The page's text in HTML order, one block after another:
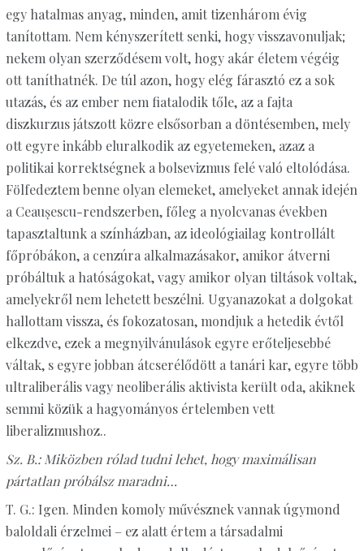
egy hatalmas anyag, minden, amit tizenhárom évig
tanítottam. Nem kényszerített senki, hogy visszavonuljak;
nekem olyan szerződésem volt, hogy akár életem végéig
ott taníthatnék. De túl azon, hogy elég fárasztó ez a sok
utazás, és az ember nem fiatalodik tőle, az a fajta
diszkurzus játszott közre elsősorban a döntésemben, mely
ott egyre inkább eluralkodik az egyetemeken, azaz a
politikai korrektségnek a bolsevizmus felé való eltolódása.
Fölfedeztem benne olyan elemeket, amelyeket annak idején
a Ceaușescu-rendszerben, főleg a nyolcvanas években
tapasztaltunk a színházban, az ideológiailag kontrollált
főpróbákon, a cenzúra alkalmazásakor, amikor átverni
próbáltuk a hatóságokat, vagy amikor olyan tiltások voltak,
amelyekről nem lehetett beszélni. Ugyanazokat a dolgokat
hallottam vissza, és fokozatosan, mondjuk a hetedik évtől
elkezdve, ezek a megnyilvánulások egyre erőteljesebbé
váltak, s egyre jobban átcserélődött a tanári kar, egyre több
ultraliberális vagy neoliberális aktivista került oda, akiknek
semmi közük a hagyományos értelemben vett
liberalizmushoz..
Sz. B.: Miközben rólad tudni lehet, hogy maximálisan
pártatlan próbálsz maradni…
T. G.: Igen. Minden komoly művésznek vannak úgymond
baloldali érzelmei – ez alatt értem a társadalmi